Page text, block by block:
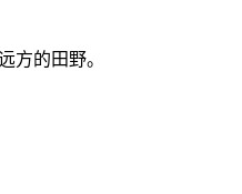
方的田野。